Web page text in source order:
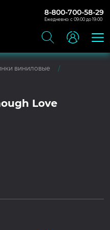
8-800-700-58-29
Ежедневно: с 09:00 до 19:00
виниловые
Love